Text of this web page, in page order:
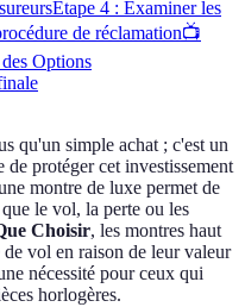
Étape 4 : Examiner les
de réclamation📺
Options
qu'un simple achat ; c'est un
protéger cet investissement
montre de luxe permet de
le vol, la perte ou les
Choisir, les montres haut
vol en raison de leur valeur
nécessité pour ceux qui
horlogères.